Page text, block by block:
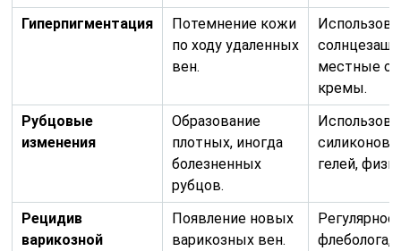
Гиперпигментация
Потемнение кожи
по ходу удаленных
вен.
местные
кремы.
Рубцовые
изменения
Образование
плотных, иногда
болезненных
рубцов.
гелей,
Рецидив
варикозной
Появление новых
варикозных вен.
флеболога,